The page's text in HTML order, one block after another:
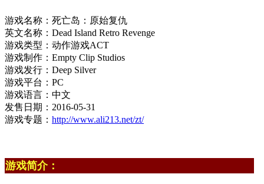
游戏名称：死亡岛：原始复仇
英文名称：Dead Island Retro Revenge
游戏类型：动作游戏ACT
游戏制作：Empty Clip Studios
游戏发行：Deep Silver
游戏平台：PC
游戏语言：中文
发售日期：2016-05-31
游戏专题： http://www.ali213.net/zt/
游戏简介：